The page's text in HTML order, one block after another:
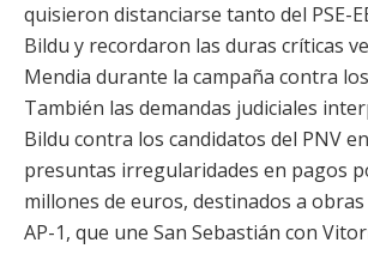
quisieron distanciarse tanto del PSE-
Bildu y recordaron las duras críticas
Mendia durante la campaña contra
También las demandas judiciales
Bildu contra los candidatos del PNV
presuntas irregularidades en pagos
millones de euros, destinados a
AP-1, que une San Sebastián con